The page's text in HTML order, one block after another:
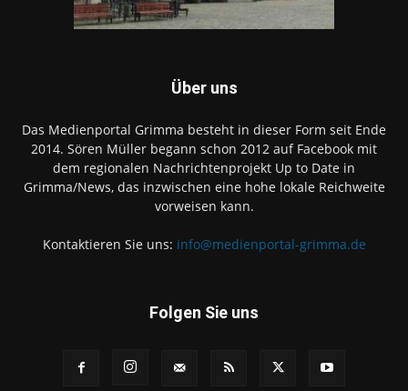
Über uns
Das Medienportal Grimma besteht in dieser Form seit Ende
2014. Sören Müller begann schon 2012 auf Facebook mit
dem regionalen Nachrichtenprojekt Up to Date in
Grimma/News, das inzwischen eine hohe lokale Reichweite
vorweisen kann.
Kontaktieren Sie uns: info@medienportal-grimma.de
Folgen Sie uns